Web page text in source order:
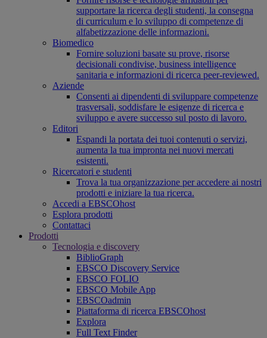
supportare la ricerca degli studenti, la consegna
di curriculum e lo sviluppo di competenze di
alfabetizzazione delle informazioni.
Biomedico
Fornire soluzioni basate su prove, risorse
decisionali condivise, business intelligence
sanitaria e informazioni di ricerca peer-reviewed.
Aziende
Consenti ai dipendenti di sviluppare competenze
trasversali, soddisfare le esigenze di ricerca e
sviluppo e avere successo sul posto di lavoro.
Editori
Espandi la portata dei tuoi contenuti o servizi,
aumenta la tua impronta nei nuovi mercati
esistenti.
Ricercatori e studenti
Trova la tua organizzazione per accedere ai nostri
prodotti e iniziare la tua ricerca.
Accedi a EBSCOhost
Esplora prodotti
Contattaci
Prodotti
Tecnologia e discovery
BiblioGraph
EBSCO Discovery Service
EBSCO FOLIO
EBSCO Mobile App
EBSCOadmin
Piattaforma di ricerca EBSCOhost
Explora
Full Text Finder